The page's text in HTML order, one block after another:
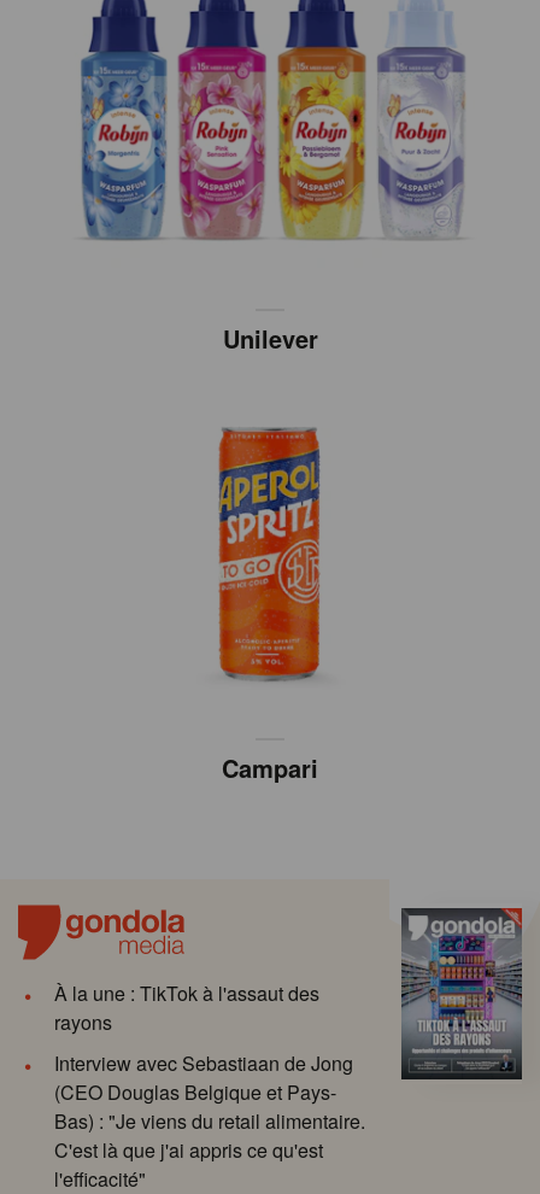
Unilever
Campari
À la une : TikTok à l'assaut des
rayons
Interview avec Sebastiaan de Jong
(CEO Douglas Belgique et Pays-
Bas) : "Je viens du retail alimentaire.
C'est là que j'ai appris ce qu'est
l'efficacité"